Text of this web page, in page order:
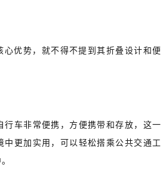
心优势，就不得不提到其折叠设计和便
行车非常便携，方便携带和存放，这一
中更加实用，可以轻松搭乘公共交通工